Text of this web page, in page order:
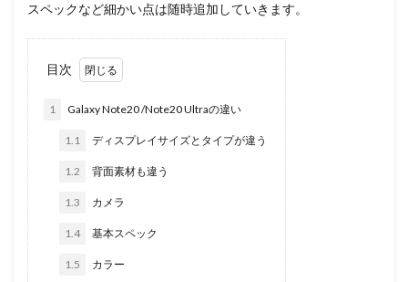
スペックなど細かい点は随時追加していきます。
目次
1 Galaxy Note20 /Note20 Ultraの違い
1.1 ディスプレイサイズとタイプが違う
1.2 背面素材も違う
1.3 カメラ
1.4 基本スペック
1.5 カラー